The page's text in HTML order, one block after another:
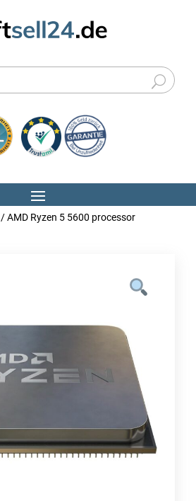
/ AMD Ryzen 5 5600 processor